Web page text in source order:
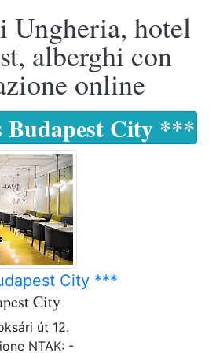
hotel
alberghi con
online
City ***
City ***
City
út 12.
NTAK: -